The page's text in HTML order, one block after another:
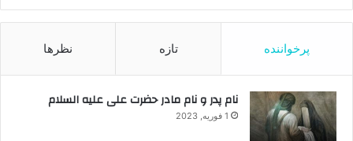
پرخواننده تازه نظرها
نام پدر و نام مادر حضرت علی علیه السلام
1 فوریه, 2023